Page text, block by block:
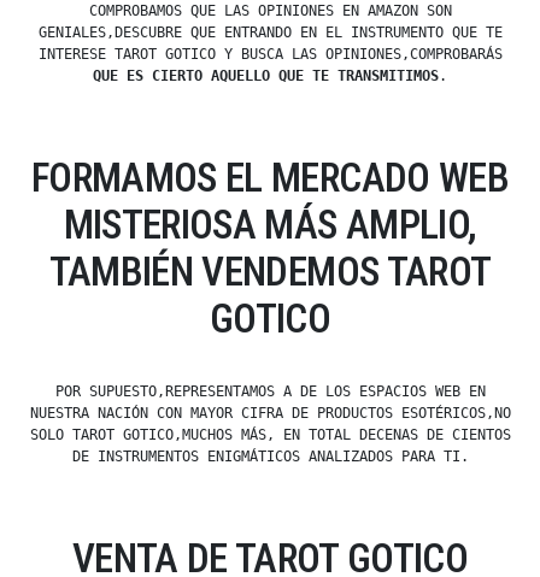
COMPROBAMOS QUE LAS OPINIONES EN AMAZON SON
GENIALES,DESCUBRE QUE ENTRANDO EN EL INSTRUMENTO QUE TE
INTERESE TAROT GOTICO Y BUSCA LAS OPINIONES,COMPROBARÁS
QUE ES CIERTO AQUELLO QUE TE TRANSMITIMOS.
FORMAMOS EL MERCADO WEB
MISTERIOSA MÁS AMPLIO,
TAMBIÉN VENDEMOS TAROT
GOTICO
POR SUPUESTO,REPRESENTAMOS A DE LOS ESPACIOS WEB EN
NUESTRA NACIÓN CON MAYOR CIFRA DE PRODUCTOS ESOTÉRICOS,NO
SOLO TAROT GOTICO,MUCHOS MÁS, EN TOTAL DECENAS DE CIENTOS
DE INSTRUMENTOS ENIGMÁTICOS ANALIZADOS PARA TI.
VENTA DE TAROT GOTICO